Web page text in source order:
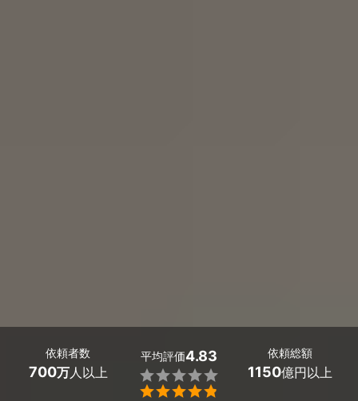
依頼者数
700万人以上
平均評価4.83


依頼総額
1150億円以上